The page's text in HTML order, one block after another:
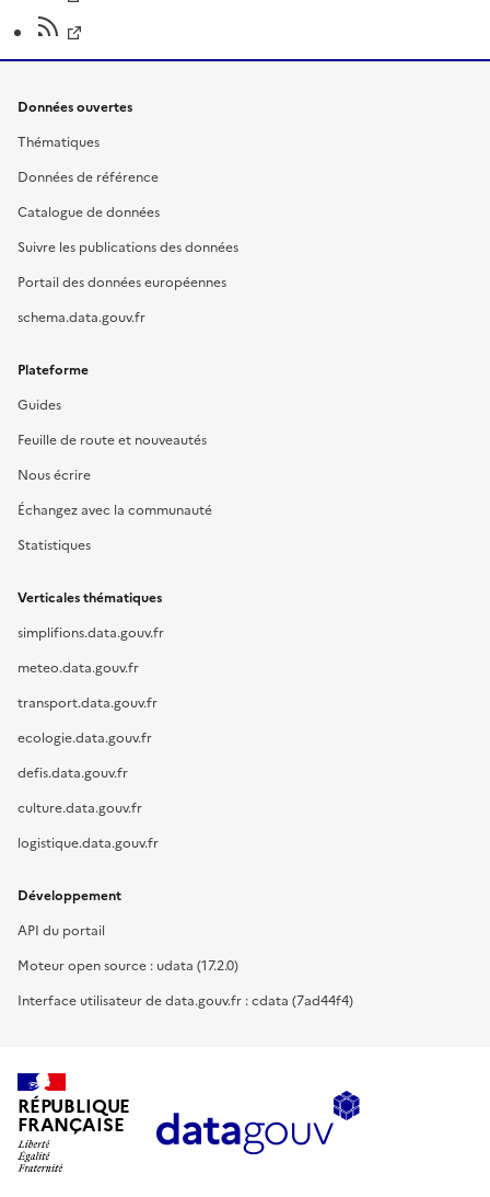
Données ouvertes
Thématiques
Données de référence
Catalogue de données
Suivre les publications des données
Portail des données européennes
schema.data.gouv.fr
Plateforme
Guides
Feuille de route et nouveautés
Nous écrire
Échangez avec la communauté
Statistiques
Verticales thématiques
simplifions.data.gouv.fr
meteo.data.gouv.fr
transport.data.gouv.fr
ecologie.data.gouv.fr
defis.data.gouv.fr
culture.data.gouv.fr
logistique.data.gouv.fr
Développement
API du portail
Moteur open source : udata (17.2.0)
Interface utilisateur de data.gouv.fr : cdata (7ad44f4)
RÉPUBLIQUE
FRANÇAISE